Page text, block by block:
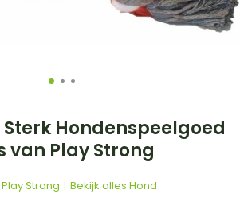
Hondenspeelgoed
van Play Strong
Play Strong Bekijk alles Hond